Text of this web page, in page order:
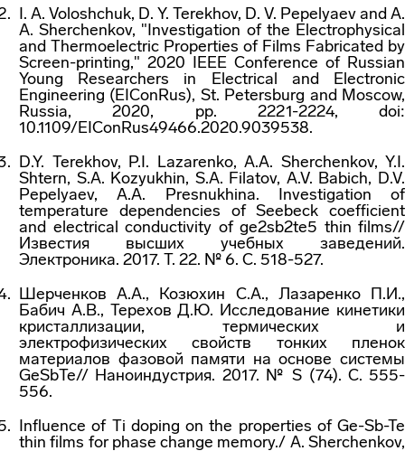
I. A. Voloshchuk, D. Y. Terekhov, D. V. Pepelyaev and A.
A. Sherchenkov, "Investigation of the Electrophysical
and Thermoelectric Properties of Films Fabricated by
Screen-printing," 2020 IEEE Conference of Russian
Young Researchers in Electrical and Electronic
Engineering (EIConRus), St. Petersburg and Moscow,
Russia, 2020, pp. 2221-2224, doi:
10.1109/EIConRus49466.2020.9039538.
D.Y. Terekhov, P.I. Lazarenko, A.A. Sherchenkov, Y.I.
Shtern, S.A. Kozyukhin, S.A. Filatov, A.V. Babich, D.V.
Pepelyaev, A.A. Presnukhina. Investigation of
temperature dependencies of Seebeck coefficient
and electrical conductivity of ge2sb2te5 thin films//
Известия высших учебных заведений.
Электроника. 2017. Т. 22. № 6. С. 518-527.
Шерченков А.А., Козюхин С.А., Лазаренко П.И.,
Бабич А.В., Терехов Д.Ю. Исследование кинетики
кристаллизации, термических и
электрофизических свойств тонких пленок
материалов фазовой памяти на основе системы
GeSbTe// Наноиндустрия. 2017. № S (74). С. 555-
556.
Influence of Ti doping on the properties of Ge-Sb-Te
thin films for phase change memory./ A. Sherchenkov,